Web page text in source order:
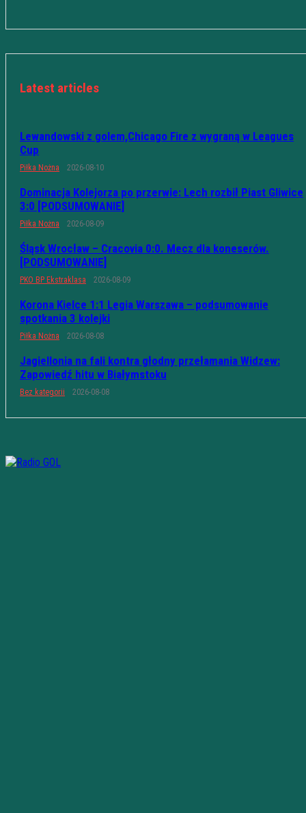
Latest articles
Lewandowski z golem,Chicago Fire z wygraną w Leagues
Cup
Piłka Nożna 2026-08-10
Dominacja Kolejorza po przerwie: Lech rozbił Piast Gliwice
3:0 [PODSUMOWANIE]
Piłka Nożna 2026-08-09
Śląsk Wrocław – Cracovia 0:0. Mecz dla koneserów.
[PODSUMOWANIE]
PKO BP Ekstraklasa 2026-08-09
Korona Kielce 1:1 Legia Warszawa – podsumowanie
spotkania 3 kolejki
Piłka Nożna 2026-08-08
Jagiellonia na fali kontra głodny przełamania Widzew:
Zapowiedź hitu w Białymstoku
Bez kategorii 2026-08-08